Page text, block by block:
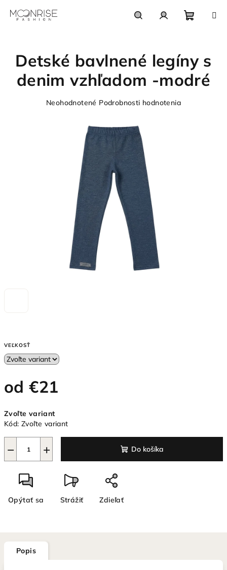
košík
VEĽKOSŤ
od€21
cena:
Zvoľte variant
Kód: Zvoľte variant
+
− Do košíka
Opýtať sa Strážiť Zdieľať
Detské bavlnené legíny s
denim vzhľadom -modré
Priemerné
hviezdičiek.
Neohodnotené Podrobnosti hodnotenia
Popis